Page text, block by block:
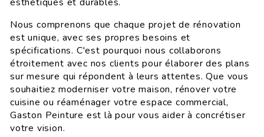
Nous comprenons que chaque projet de rénovation
est unique, avec ses propres besoins et
spécifications. C'est pourquoi nous collaborons
étroitement avec nos clients pour élaborer des plans
sur mesure qui répondent à leurs attentes. Que vous
souhaitiez moderniser votre maison, rénover votre
cuisine ou réaménager votre espace commercial,
Gaston Peinture est là pour vous aider à concrétiser
votre vision.